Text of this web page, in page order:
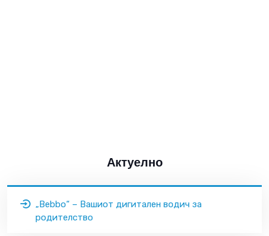
Актуелно
„Bebbo“ – Вашиот дигитален водич за
родителство